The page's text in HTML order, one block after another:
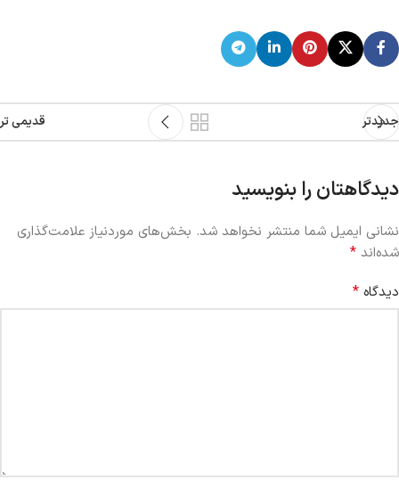
جدیدتر قدیمی تر
دیدگاهتان را بنویسید
نشانی ایمیل شما منتشر نخواهد شد. بخش‌های موردنیاز علامت‌گذاری
شده‌اند *
دیدگاه *